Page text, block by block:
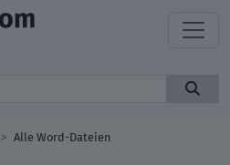
Alle Word-Dateien